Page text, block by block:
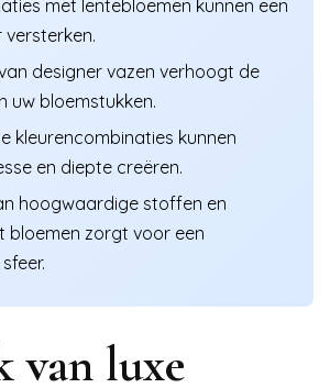
met lentebloemen kunnen een
versterken.
designer vazen verhoogt de
uw bloemstukken.
kleurencombinaties kunnen
en diepte creëren.
hoogwaardige stoffen en
bloemen zorgt voor een
van luxe